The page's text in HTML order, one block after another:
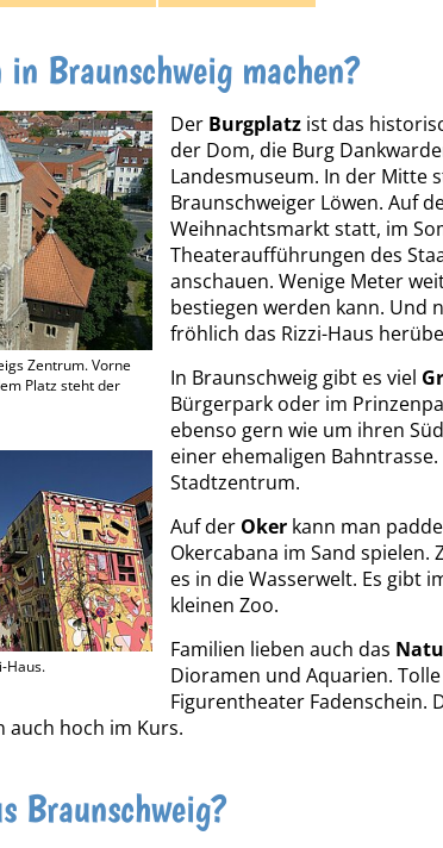
in Braunschweig machen?
Zentrum. Vorne
Platz steht der
Haus.
Der Burgplatz ist das
der Dom, die Burg
Landesmuseum. In der Mitte
Braunschweiger Löwen. Auf
Weihnachtsmarkt statt, im
Theateraufführungen des
anschauen. Wenige Meter
bestiegen werden kann. Und
fröhlich das Rizzi-Haus
In Braunschweig gibt es viel
Bürgerpark oder im
ebenso gern wie um ihren
einer ehemaligen
Stadtzentrum.
Auf der Oker kann man
Okercabana im Sand spielen.
es in die Wasserwelt. Es gibt
kleinen Zoo.
Familien lieben auch das
Dioramen und Aquarien.
Figurentheater Fadenschein.
auch hoch im Kurs.
Braunschweig?